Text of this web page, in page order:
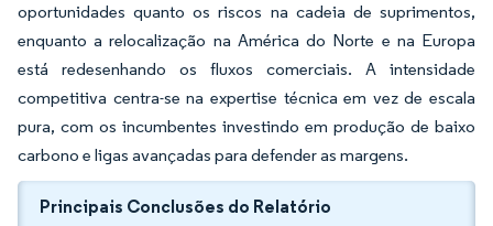
oportunidades quanto os riscos na cadeia de suprimentos,
enquanto a relocalização na América do Norte e na Europa
está redesenhando os fluxos comerciais. A intensidade
competitiva centra-se na expertise técnica em vez de escala
pura, com os incumbentes investindo em produção de baixo
carbono e ligas avançadas para defender as margens.
Principais Conclusões do Relatório